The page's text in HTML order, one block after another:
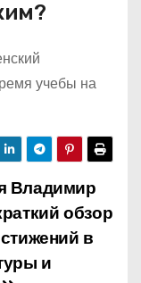
учебы на
Владимир
обзор
в
и